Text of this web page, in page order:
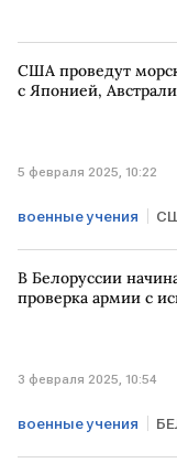
США проведут
с Японией,
5 февраля 2025, 10:22
военные учения
ЯПОНИЯ
В Белоруссии
проверка армии с
3 февраля 2025, 10:54
военные учения